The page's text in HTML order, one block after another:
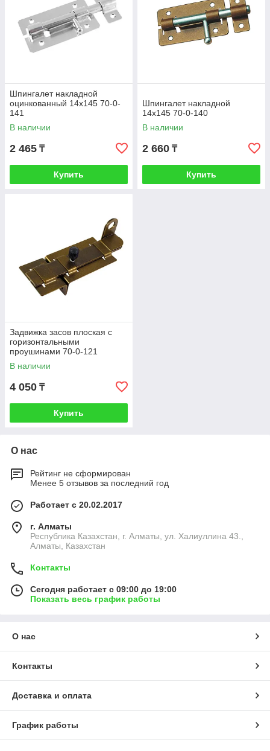
Шпингалет накладной
оцинкованный 14х145 70-0-
141
В наличии
2 465 ₸
Купить
Шпингалет накладной
14х145 70-0-140
В наличии
2 660 ₸
Купить
Задвижка засов плоская с
горизонтальными
проушинами 70-0-121
В наличии
4 050 ₸
Купить
О нас
Рейтинг не сформирован
Менее 5 отзывов за последний год
Работает с 20.02.2017
г. Алматы
Республика Казахстан, г. Алматы, ул. Халиуллина 43.,
Алматы, Казахстан
Контакты
Сегодня работает с 09:00 до 19:00
Показать весь график работы
О нас
Контакты
Доставка и оплата
График работы